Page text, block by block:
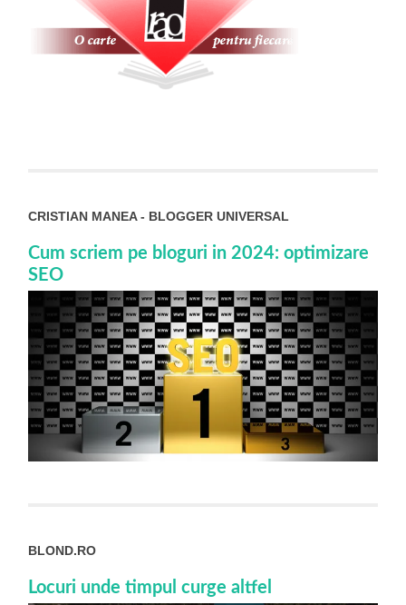
CRISTIAN MANEA - BLOGGER UNIVERSAL
Cum scriem pe bloguri in 2024: optimizare
SEO
BLOND.RO
Locuri unde timpul curge altfel